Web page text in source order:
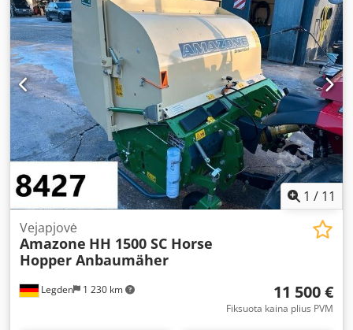
1 / 11
Legden 1 230 km
Vejapjovė
Amazone HH 1500 SC Horse
Hopper Anbaumäher
11 500 €
Fiksuota kaina plius PVM